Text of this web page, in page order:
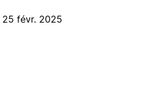
25 févr. 2025